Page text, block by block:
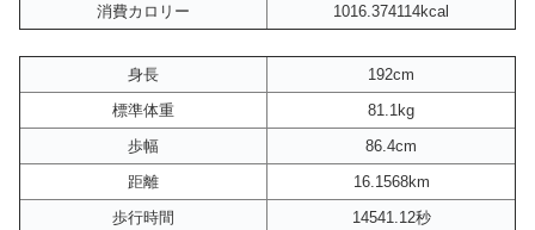
消費カロリー
1016.374114kcal
身長
192cm
標準体重
81.1kg
歩幅
86.4cm
距離
16.1568km
歩行時間
14541.12秒